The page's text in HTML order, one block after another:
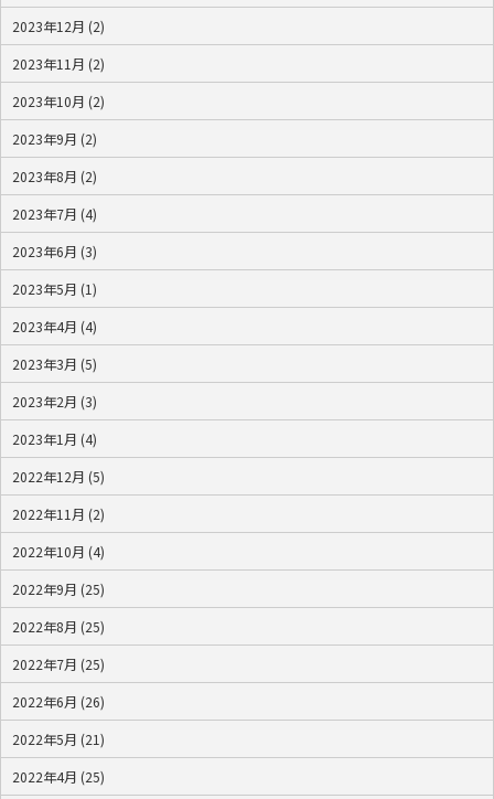
2023年12月 (2)
2023年11月 (2)
2023年10月 (2)
2023年9月 (2)
2023年8月 (2)
2023年7月 (4)
2023年6月 (3)
2023年5月 (1)
2023年4月 (4)
2023年3月 (5)
2023年2月 (3)
2023年1月 (4)
2022年12月 (5)
2022年11月 (2)
2022年10月 (4)
2022年9月 (25)
2022年8月 (25)
2022年7月 (25)
2022年6月 (26)
2022年5月 (21)
2022年4月 (25)